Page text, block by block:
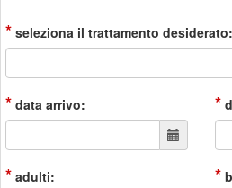
* seleziona il trattamento desiderato:
* data arrivo: *
* adulti: *